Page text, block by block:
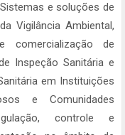
e soluções de
Vigilância Ambiental,
comercialização de
Inspeção Sanitária e
em Instituições
e Comunidades
controle e